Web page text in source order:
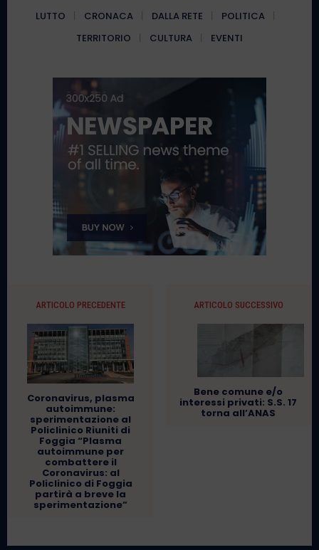
LUTTO CRONACA DALLA RETE
POLITICA
TERRITORIO
CULTURA EVENTI
ARTICOLO PRECEDENTE
Coronavirus, plasma
autoimmune:
sperimentazione al
Policlinico Riuniti di
Foggia “Plasma
autoimmune per
combattere il
Coronavirus: al
Policlinico di Foggia
partirà a breve la
sperimentazione”
ARTICOLO SUCCESSIVO
Bene comune e/o
interessi privati: S.S. 17
torna all’ANAS